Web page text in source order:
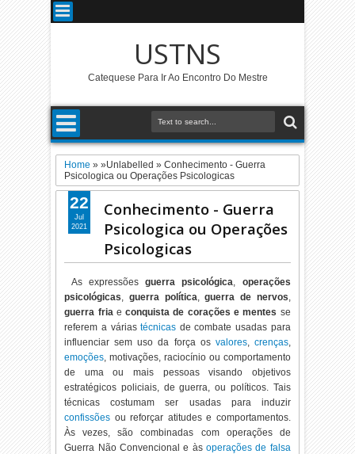
USTNS
Catequese Para Ir Ao Encontro Do Mestre
Home » »Unlabelled »Conhecimento - Guerra
Psicologica ou Operações Psicologicas
Conhecimento - Guerra
Psicologica ou Operações
Psicologicas
As expressõesguerra psicológica, operações
psicológicas, guerra política,guerra de nervos,
guerra friaeconquista de corações e mentes se
referem a váriastécnicas de combate usadas para
influenciar sem uso da força os valores, crenças,
emoções, motivações, raciocínio ou comportamento
de uma ou mais pessoas visando objetivos
estratégicos policiais, de guerra, ou políticos. Tais
técnicas costumam ser usadas para induzir
confissões ou reforçar atitudes e comportamentos.
Às vezes, são combinadas com operações de
Guerra Não Convencional e às operações de falsa
22
Jul
2021